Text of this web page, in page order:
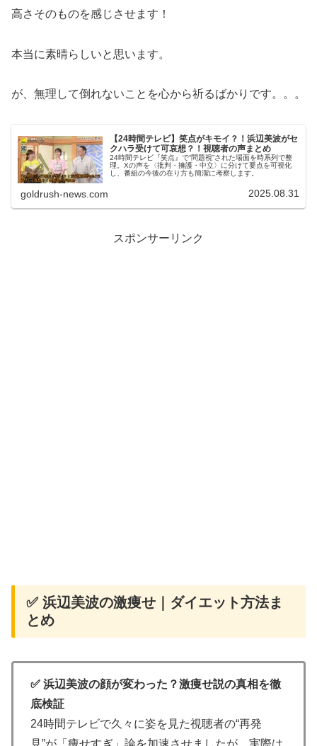
高さそのものを感じさせます！
本当に素晴らしいと思います。
が、無理して倒れないことを心から祈るばかりです。。。
【24時間テレビ】笑点がキモイ？！浜辺美波がセ
クハラ受けて可哀想？！視聴者の声まとめ
24時間テレビ『笑点』で“問題視”された場面を時系列で整
理。Xの声を〈批判・擁護・中立〉に分けて要点を可視化
し、番組の今後の在り方も簡潔に考察します。
goldrush-news.com 2025.08.31
スポンサーリンク
✅ 浜辺美波の激痩せ｜ダイエット方法ま
とめ
✅ 浜辺美波の顔が変わった？激痩せ説の真相を徹
底検証
24時間テレビで久々に姿を見た視聴者の“再発
見”が「痩せすぎ」論を加速させましたが、実際は